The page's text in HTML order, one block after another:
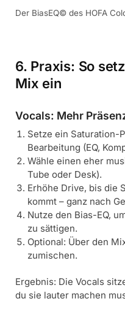
Der BiasEQ© des HOFA
6. Praxis: So
Mix ein
Vocals: Mehr
Setze ein Saturation-
Bearbeitung (EQ,
Wähle einen eher
Tube oder Desk).
Erhöhe Drive, bis die
kommt – ganz nach
Nutze den Bias-EQ,
zu sättigen.
Optional: Über den
zumischen.
Ergebnis: Die Vocals
du sie lauter machen